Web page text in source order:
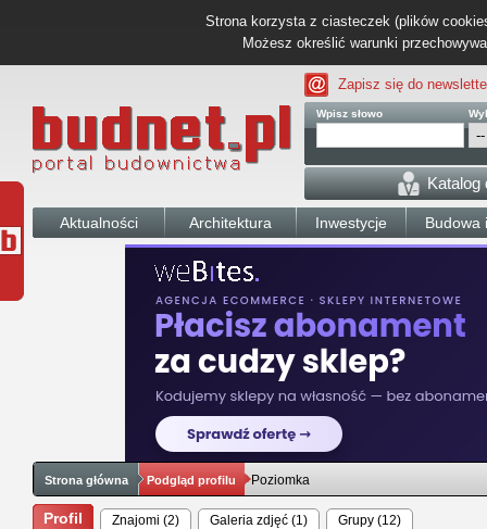
Strona korzysta z ciasteczek (plików
Możesz określić warunki
Zapisz się do
Wpisz słowo
Katalog
Aktualności Architektura Inwestycje Budowa
Strona główna Podgląd profilu Poziomka
Profil Znajomi (2) Galeria zdjęć (1) Grupy (12)